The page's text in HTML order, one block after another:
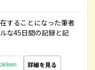
することになった筆者
な45日間の記録と記
詳細を見る